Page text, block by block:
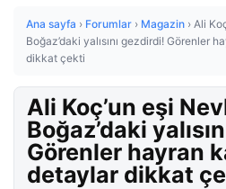
Ana sayfa › Forumlar › Magazin › Ali
Boğaz’daki yalısını gezdirdi! Görenler
dikkat çekti
Ali Koç’un eşi
Boğaz’daki
Görenler hayran
detaylar dikkat